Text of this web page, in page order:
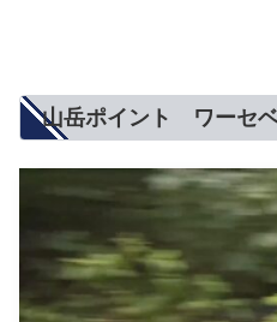
山岳ポイント ワーセ